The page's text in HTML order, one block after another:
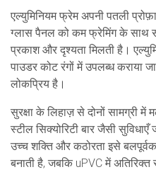
एल्युमिनियम फ्रेम अपनी पतली
ग्लास पैनल को कम फ्रेमिंग के साथ
प्रकाश और दृश्यता मिलती है।
पाउडर कोट रंगों में उपलब्ध कराया
लोकप्रिय है।
सुरक्षा के लिहाज़ से दोनों सामग्री में
स्टील सिक्योरिटी बार जैसी
उच्च शक्ति और कठोरता इसे
बनाती है, जबकि uPVC में अतिरिक्त